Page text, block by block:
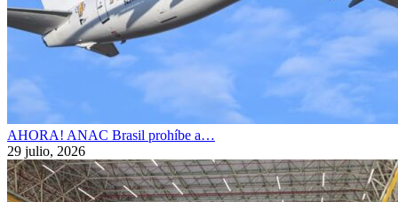
AHORA! ANAC Brasil prohíbe a…
29 julio, 2026